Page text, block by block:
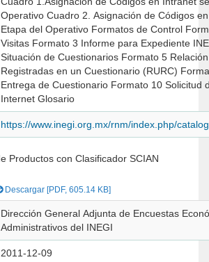
Operativo Cuadro 2. Asignación de Códigos en Internet según la
Etapa del Operativo Formatos de Control Formato 2 Control de
Visitas Formato 3 Informe para Expediente INEX Formato 4
Situación de Cuestionarios Formato 5 Relación de Unidades
Registradas en un Cuestionario (RURC) Formato 9 Recibo de
Entrega de Cuestionario Formato 10 Solicitud de Registro para
Internet Glosario
https://www.inegi.org.mx/rnm/index.php/
Descargar [PDF, 605.14 KB]
Dirección General Adjunta de Encuestas
Administrativos del INEGI
2011-12-09